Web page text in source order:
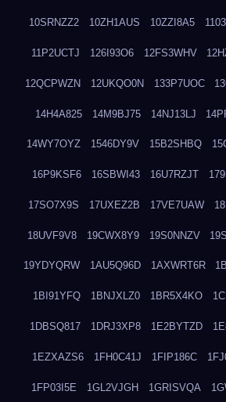
10SRNZZ2 10ZH1AUS 10ZZI8A5
11P2UCTJ 126I93O6 12FS3WHV
12QCPWZN 12UKQO0N 133P7UOC
14H4A825 14M9BJ75 14NJ13LJ
14WY7OYZ 1546DY9V 15B2SHBQ
16P9KSF6 16SBWI43 16U7RZJT
17SO7X9S 17UXEZ2B 17VE7UAW
18UVF9V8 19CWX8Y9 19S0NNZV
19YDYQRW 1AU5Q96D 1AXWRT6R
1BI91YFQ 1BNJXLZ0 1BR5X4KO
1DBSQ817 1DRJ3XP8 1E2BYTZD
1EZXAZS6 1FH0C41J 1FIP186C
1FP03I5E 1GL2VJGH 1GRISVQA